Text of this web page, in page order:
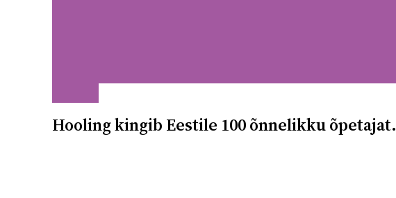
Hooling kingib Eestile 100 õnnelikku õpetajat.